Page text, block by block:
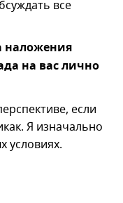
все
наложения
на вас лично
если
Я изначально
условиях.